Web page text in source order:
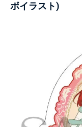
ボイラスト)